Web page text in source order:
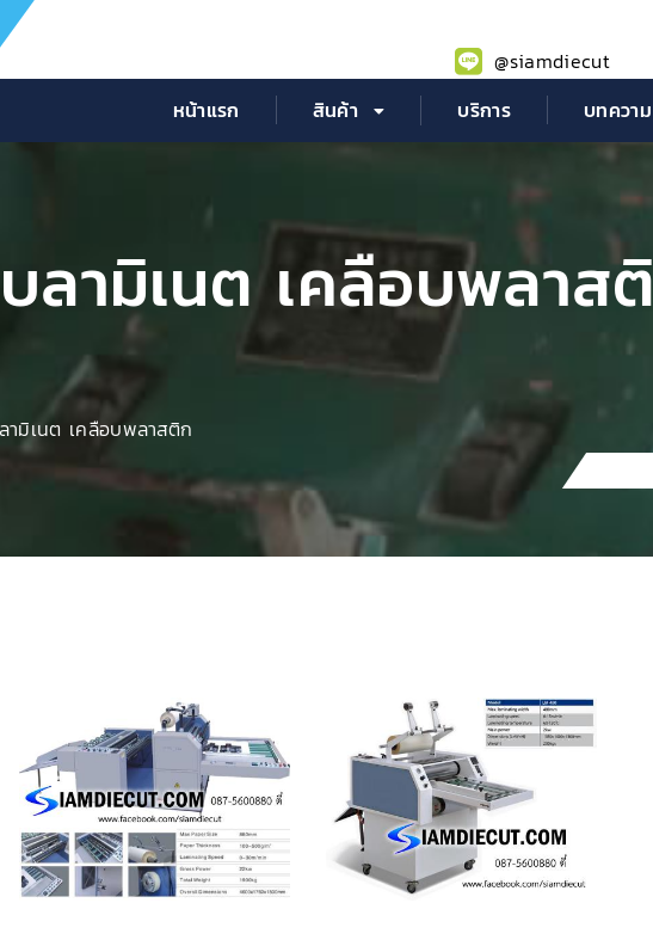
@siamdiecut
หน้าแรก
สินค้า บริการ บทความ
ลามิเนต เคลือบพลาส
ามิเนต เคลือบพลาสติก